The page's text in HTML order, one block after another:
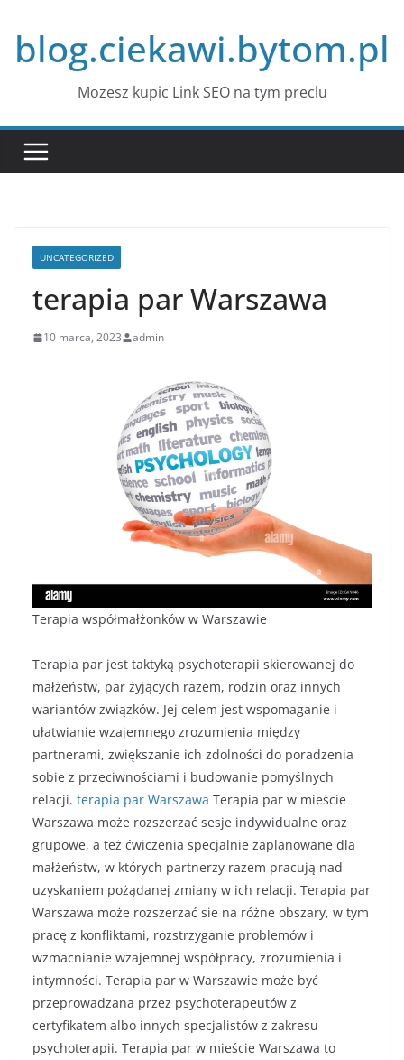
treściblog.ciekawi.bytom.pl
Mozesz kupic Link SEO na tym preclu
UNCATEGORIZED
terapia par Warszawa
10 marca, 2023 admin
Terapia współmałżonków w Warszawie
Terapia par jest taktyką psychoterapii skierowanej do
małżeństw, par żyjących razem, rodzin oraz innych
wariantów związków. Jej celem jest wspomaganie i
ułatwianie wzajemnego zrozumienia między
partnerami, zwiększanie ich zdolności do poradzenia
sobie z przeciwnościami i budowanie pomyślnych
relacji. terapia par Warszawa Terapia par w mieście
Warszawa może rozszerzać sesje indywidualne oraz
grupowe, a też ćwiczenia specjalnie zaplanowane dla
małżeństw, w których partnerzy razem pracują nad
uzyskaniem pożądanej zmiany w ich relacji. Terapia par
Warszawa może rozszerzać sie na różne obszary, w tym
pracę z konfliktami, rozstrzyganie problemów i
wzmacnianie wzajemnej współpracy, zrozumienia i
intymności. Terapia par w Warszawie może być
przeprowadzana przez psychoterapeutów z
certyfikatem albo innych specjalistów z zakresu
psychoterapii. Terapia par w mieście Warszawa to